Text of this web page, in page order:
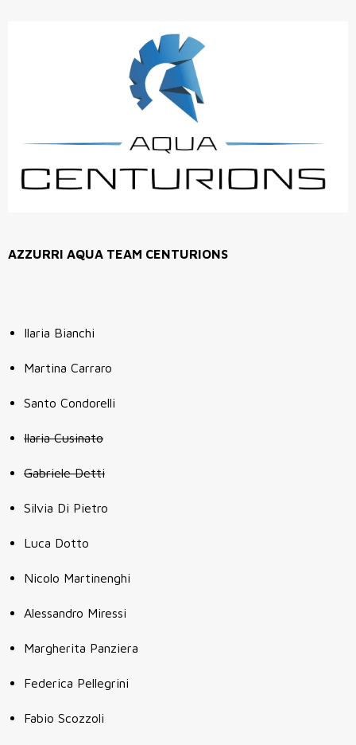
AZZURRI AQUA TEAM CENTURIONS
Ilaria Bianchi
Martina Carraro
Santo Condorelli
Ilaria Cusinato
Gabriele Detti
Silvia Di Pietro
Luca Dotto
Nicolo Martinenghi
Alessandro Miressi
Margherita Panziera
Federica Pellegrini
Fabio Scozzoli